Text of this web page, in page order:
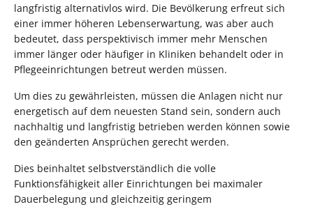
langfristig alternativlos wird. Die Bevölkerung erfreut sich
einer immer höheren Lebenserwartung, was aber auch
bedeutet, dass perspektivisch immer mehr Menschen
immer länger oder häufiger in Kliniken behandelt oder in
Pflegeeinrichtungen betreut werden müssen.
Um dies zu gewährleisten, müssen die Anlagen nicht nur
energetisch auf dem neuesten Stand sein, sondern auch
nachhaltig und langfristig betrieben werden können sowie
den geänderten Ansprüchen gerecht werden.
Dies beinhaltet selbstverständlich die volle
Funktionsfähigkeit aller Einrichtungen bei maximaler
Dauerbelegung und gleichzeitig geringem